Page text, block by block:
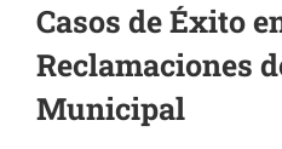
Casos de Éxito
Reclamaciones
Municipal